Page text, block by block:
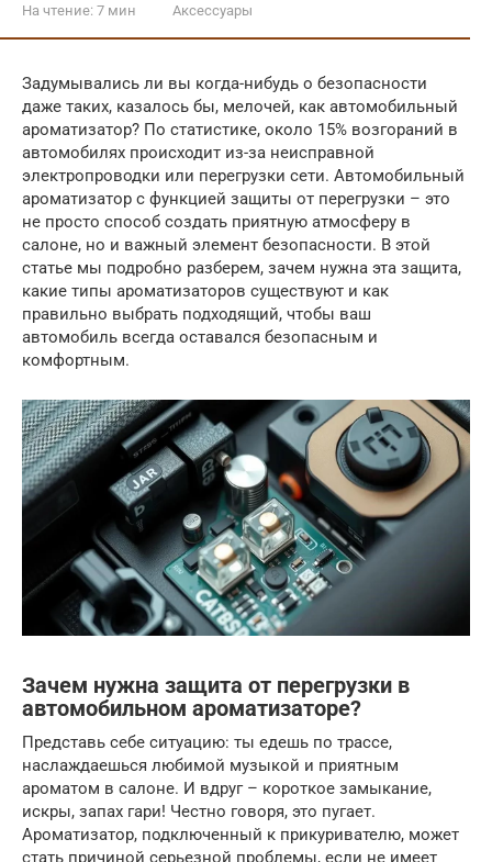
На чтение: 7 мин Аксессуары
Задумывались ли вы когда-нибудь о безопасности
даже таких, казалось бы, мелочей, как автомобильный
ароматизатор? По статистике, около 15% возгораний в
автомобилях происходит из-за неисправной
электропроводки или перегрузки сети. Автомобильный
ароматизатор с функцией защиты от перегрузки – это
не просто способ создать приятную атмосферу в
салоне, но и важный элемент безопасности. В этой
статье мы подробно разберем, зачем нужна эта защита,
какие типы ароматизаторов существуют и как
правильно выбрать подходящий, чтобы ваш
автомобиль всегда оставался безопасным и
комфортным.
Зачем нужна защита от перегрузки в
автомобильном ароматизаторе?
Представь себе ситуацию: ты едешь по трассе,
наслаждаешься любимой музыкой и приятным
ароматом в салоне. И вдруг – короткое замыкание,
искры, запах гари! Честно говоря, это пугает.
Ароматизатор, подключенный к прикуривателю, может
стать причиной серьезной проблемы, если не имеет